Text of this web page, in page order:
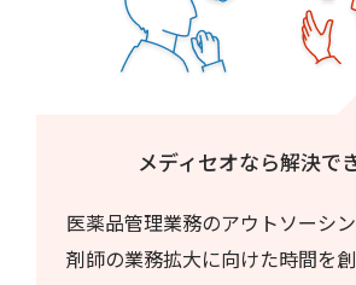
メディセオなら解決で
医薬品管理業務のアウトソーシ
剤師の業務拡大に向けた時間を創